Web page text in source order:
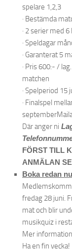
spelare 1,2,3
· Bestämda
· 2 serier med 6
· Speldagar
· Garanterat 5
· Pris 600:- /
matchen
· Spelperiod
· Finalspel
Där anger ni
FÖRST TILL
ANMÄLAN
Boka redan
fredag 28 juni.
mat och blir
musikquiz i
Mer
Ha en fin vecka!